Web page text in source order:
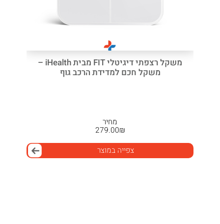
משקל רצפתי דיגיטלי FIT מבית iHealth –
משקל חכם למדידת הרכב גוף
מחיר
₪
279.00
צפייה במוצר